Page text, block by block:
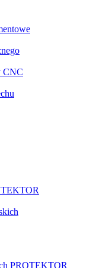
CNC
PROTEKTOR